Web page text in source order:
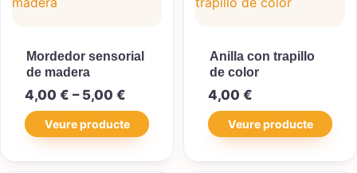
Mordedor sensorial
de madera
4,00 € – 5,00 € Interval de preus: 4,00 € a 5,00 €
Veure producte
Anilla con trapillo
de color
4,00 €
Veure producte